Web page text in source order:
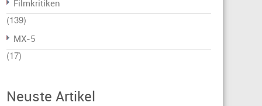
Filmkritiken
(139)
MX-5
(17)
Neuste Artikel